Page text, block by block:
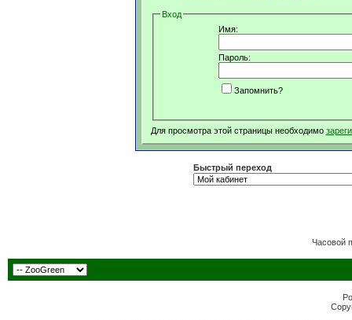
Вход
Имя:
Пароль:
Запомнить?
Для просмотра этой страницы необходимо
Быстрый переход
Часовой